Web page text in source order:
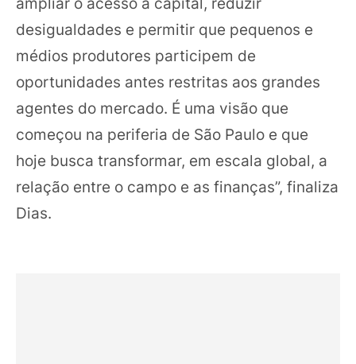
desigualdades e permitir que pequenos e
médios produtores participem de
oportunidades antes restritas aos grandes
agentes do mercado. É uma visão que
começou na periferia de São Paulo e que
hoje busca transformar, em escala global, a
relação entre o campo e as finanças”, finaliza
Dias.